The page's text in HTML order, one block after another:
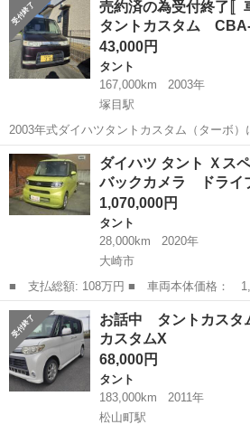
2WDのCVT アイドリングストップ付き 両側
売約済の為受付終了
タントカスタム
43,000円
タント
167,000km
2003年
塚目駅
2003年式ダイハツタントカスタム（ターボ）になりま
万キロ台 車検令和8年10月まで 外装キズや錆、スレは年式なりにござ
います、走る止まる曲がるは問題なく車検も
の足が欲しい方...
宮城 大崎市 塚目駅 タント
ダイハツ タント Ｘ
バックカメラ ドラ
1,070,000円
タント
28,000km
2020年
大崎市
■ 支払総額: 108万円 ■ 車両本体価格： 1,070,000 円 ■ メーカー
名： ダイハツ ■ 車種名： タント ■ グ
ル ナビ ＴＶ バックカメラ ドライブレ
ートキー×...
宮城 大崎市 タント
お話中 タントカス
カスタムX
68,000円
タント
183,000km
2011年
松山町駅